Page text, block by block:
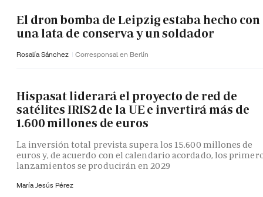
El dron bomba de Leipzig estaba hecho con
una lata de conserva y un soldador
Rosalía Sánchez Corresponsal en Berlín
Hispasat liderará el proyecto de red de
satélites IRIS2 de la UE e invertirá más de
1.600 millones de euros
La inversión total prevista supera los 15.600 millones de
euros y, de acuerdo con el calendario acordado, los
lanzamientos se producirán en 2029
María Jesús Pérez